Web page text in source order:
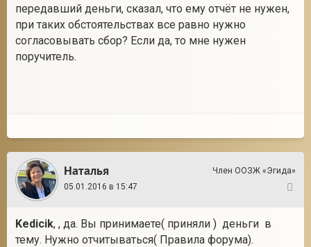
передавший деньги, сказал, что ему отчёт не нужен,
при таких обстоятельствах все равно нужно
согласовывать сбор? Если да, то мне нужен
поручитель.
Наталья
Член ООЗЖ «Эгида»
05.01.2016 в 15:47
Kedicik, , да. Вы принимаете( приняли ) деньги в
тему. Нужно отчитываться( Правила форума).